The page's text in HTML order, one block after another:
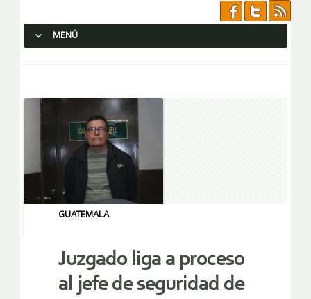
MENÚ
GUATEMALA
Juzgado liga a proceso
al jefe de seguridad de